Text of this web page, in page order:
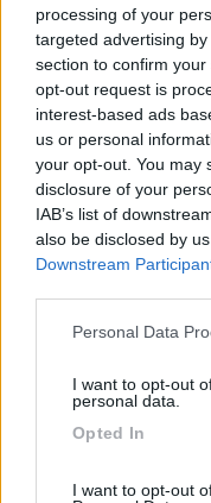
processing of your
targeted advertising
section to confirm
opt-out request is
interest-based ads
us or personal
your opt-out. You may
disclosure of your
IAB’s list of
also be disclosed by
Downstream
Please note that this
not limited to your visit
use your data for
Personal Data
I want to opt-out
personal data.
Opted In
I want to opt-out
che finisca la stagione.
scritto da giornalai
in modo che in
casa perchè il covid è
fai da te? ahi ahi ahi ahi, ora
al camper... che si sta
ecostar
37392
In risposta al messaggio di
con i continui focolai COSA
torniamo nella melma?
chiudere